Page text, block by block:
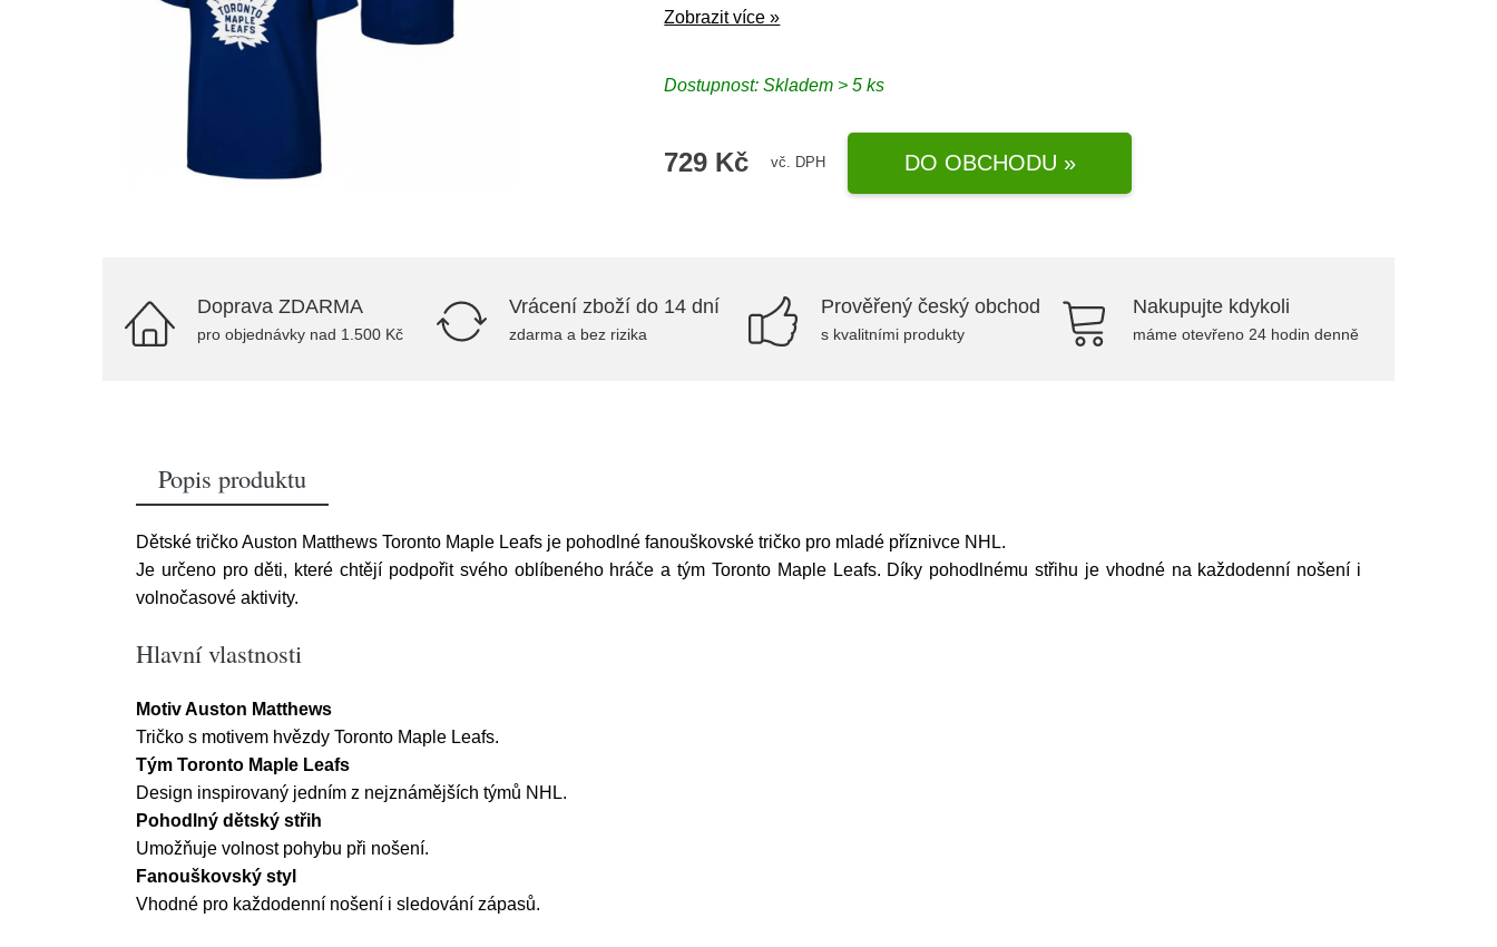
Zobrazit více »
Dostupnost: Skladem > 5 ks
729 Kč vč. DPH DO OBCHODU »
Doprava ZDARMA
pro objednávky nad 1.500 Kč
Vrácení zboží do 14 dní
zdarma a bez rizika
Prověřený český obchod
s kvalitními produkty
Nakupujte kdykoli
máme otevřeno 24 hodin denně
Popis produktu
Dětské tričko Auston Matthews Toronto Maple Leafs je pohodlné fanouškovské tričko pro mladé příznivce NHL.
Je určeno pro děti, které chtějí podpořit svého oblíbeného hráče a tým Toronto Maple Leafs. Díky pohodlnému střihu je vhodné na každodenní nošení i
volnočasové aktivity.
Hlavní vlastnosti
Motiv Auston Matthews
Tričko s motivem hvězdy Toronto Maple Leafs.
Tým Toronto Maple Leafs
Design inspirovaný jedním z nejznámějších týmů NHL.
Pohodlný dětský střih
Umožňuje volnost pohybu při nošení.
Fanouškovský styl
Vhodné pro každodenní nošení i sledování zápasů.